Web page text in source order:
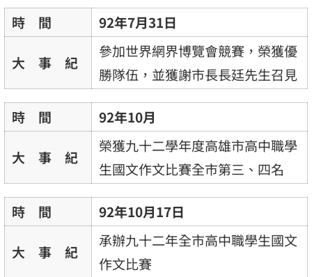
時 間 92年7月31日
大 事 紀
參加世界網界博覽會競賽，榮獲優
勝隊伍，並獲謝市長長廷先生召見
時 間 92年10月
大 事 紀
榮獲九十二學年度高雄市高中職學
生國文作文比賽全市第三、四名
時 間 92年10月17日
大 事 紀
承辦九十二年全市高中職學生國文
作文比賽